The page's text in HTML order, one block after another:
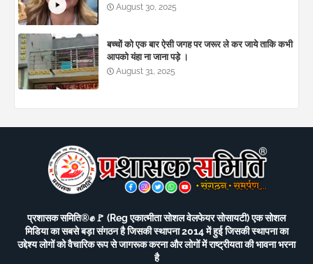
August 30, 2025
बच्चों को एक बार ऐसी जगह पर जरूर ले कर जाये ताकि कभी
आपको यंहा ना जाना पड़े ।
August 31, 2025
प्रशासक समिति®️✊🚩 (Reg एकात्मीता सोशल वेलफेयर सोसायटी) एक सोशल
मिडिया का सबसे बड़ा संगठन है जिसकी स्थापना 2014 में हुई जिसकी स्थापना का
उद्देश्य लोगों को वैचारिक रूप से जागरूक करना और लोगों में राष्ट्रीयता की भावना भरना
है